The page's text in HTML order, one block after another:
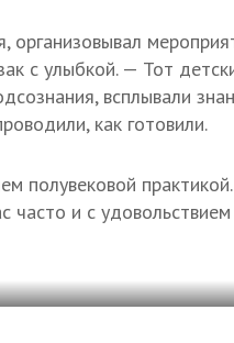
организовывал
с улыбкой. — Тот
всплывали
как готовили.
полувековой
и с удовольствием